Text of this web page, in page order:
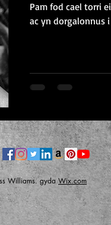
Pam fod cael torri
ac yn dorgalonnus
Williams. gydaWix.com